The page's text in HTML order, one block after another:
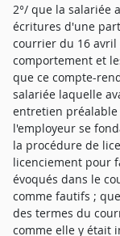
2°/ que la salariée
écritures d'une
courrier du 16
comportement et
que ce compte-
salariée laquelle
entretien préalable
l'employeur se
la procédure de
licenciement pour
évoqués dans le
comme fautifs ;
des termes du
comme elle y était